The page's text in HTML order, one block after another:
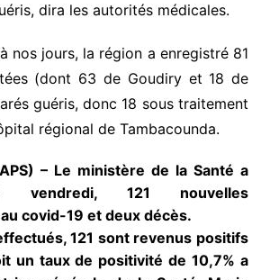
dira les autorités médicales.
nos jours, la région a enregistré 81
(dont 63 de Goudiry et 18 de
guéris, donc 18 sous traitement
régional de Tambacounda.
– Le ministère de la Santé a
vendredi, 121 nouvelles
covid-19 et deux décès.
121 sont revenus positifs
un taux de positivité de 10,7% a